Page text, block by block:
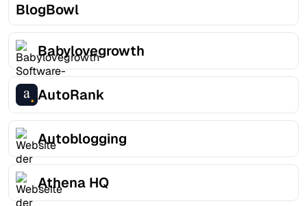
BlogBowl
Babylovegrowth
AutoRank
Autoblogging
Athena HQ